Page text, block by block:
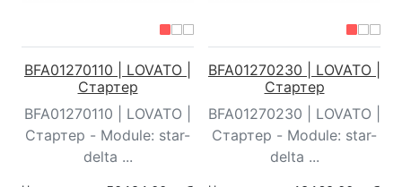
BFA01270110 | LOVATO |
Стартер
BFA01270110 | LOVATO |
Стартер - Module: star-
delta ...
BFA01270230 | LOVATO |
Стартер
BFA01270230 | LOVATO |
Стартер - Module: star-
delta ...